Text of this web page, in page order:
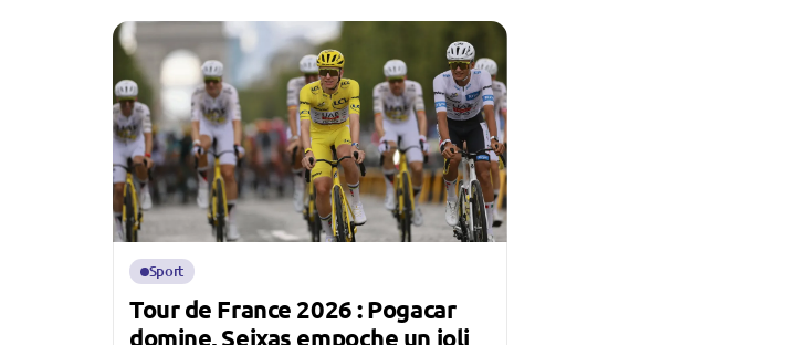
Sport
Tour de France 2026 : Pogacar
domine, Seixas empoche un joli